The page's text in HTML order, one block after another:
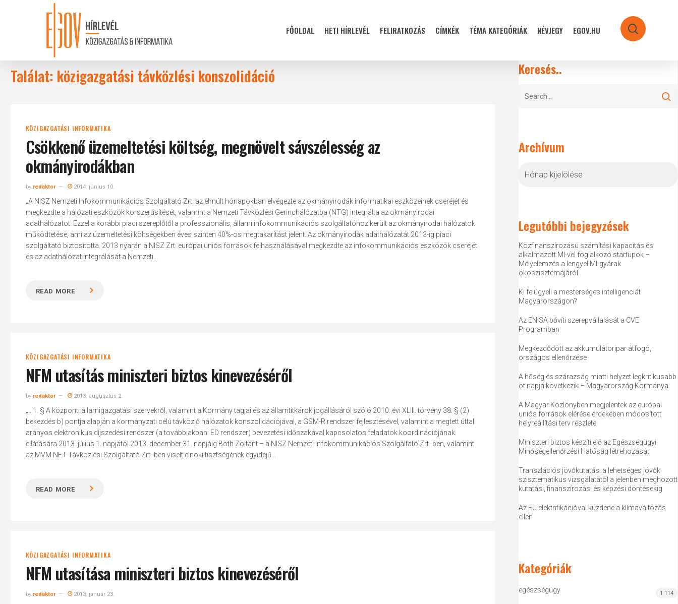
Hit enter to search or ESC to close
FŐOLDAL HETI HÍRLEVÉL FELIRATKOZÁS CÍMKÉK TÉMA KATEGÓRIÁK NÉVJEGY EGOV.HU search
Találat: közigazgatási távközlési konszolidáció
KÖZIGAZGATÁSI INFORMATIKA
Csökkenő üzemeltetési költség, megnövelt sávszélesség az
okmányirodákban
by redaktor 2014. június 10.
„A NISZ Nemzeti Infokommunikációs Szolgáltató Zrt. az elmúlt hónapokban elvégezte az okmányirodák informatikai eszközeinek cseréjét és
megkezdte a hálózati eszközök korszerűsítését, valamint a Nemzeti Távközlési Gerinchálózatba (NTG) integrálta az okmányirodai
adathálózatot. Ezzel a korábbi piaci szereplőtől a professzionális, állami infokommunikációs szolgáltatóhoz került az okmányirodai hálózatok
működtetése, ami az üzemeltetési költségekben éves szinten 40%-os megtakarítást jelent. Az okmányirodák adathálózatát 2013-ig piaci
szolgáltató biztosította. 2013 nyarán a NISZ Zrt. európai uniós források felhasználásával megkezdte az infokommunikációs eszközök cseréjét
és az adathálózat integrálását a Nemzeti...
READ MORE
KÖZIGAZGATÁSI INFORMATIKA
NFM utasítás miniszteri biztos kinevezéséről
by redaktor 2013. augusztus 2.
„...1. § A központi államigazgatási szervekről, valamint a Kormány tagjai és az államtitkárok jogállásáról szóló 2010. évi XLIII. törvény 38. § (2)
bekezdés b) pontja alapján a kormányzati célú távközlő hálózatok konszolidációjával, a GSM-R rendszer fejlesztésével, valamint a megtett úttal
arányos elektronikus díjszedési rendszer (a továbbiakban: ED rendszer) bevezetési időszakával kapcsolatos feladatok koordinációjának
ellátására 2013. július 1. napjától 2013. december 31. napjáig Both Zoltánt – a NISZ Nemzeti Infokommunikációs Szolgáltató Zrt.-ben, valamint
az MVM NET Távközlési Szolgáltató Zrt.-ben viselt elnöki tisztségének egyidejű...
READ MORE
KÖZIGAZGATÁSI INFORMATIKA
NFM utasítása miniszteri biztos kinevezéséről
by redaktor 2013. január 23.
Keresés..
Archívum
Legutóbbi bejegyzések
Közfinanszírozású számítási kapacitás és
alkalmazott MI-vel foglalkozó startupok –
Mélyelemzés a lengyel MI-gyárak
ökoszisztémájáról
Ki felügyeli a mesterséges intelligenciát
Magyarországon?
Az ENISA bővíti szerepvállalását a CVE
Programban
Megkezdődött az akkumulátoripar átfogó,
országos ellenőrzése
A hőség és szárazság miatti helyzet legkritikusabb
öt napja következik – Magyarország Kormánya
A Magyar Közlönyben megjelentek az európai
uniós források elérése érdekében módosított
helyreállítási terv részletei
Miniszteri biztos készíti elő az Egészségügyi
Minőségellenőrzési Hatóság létrehozását
Transzlációs jövőkutatás: a lehetséges jövők
szisztematikus vizsgálatától a jelenben meghozott
kutatási, finanszírozási és képzési döntésekig
Az EU elektrifikációval küzdene a klímaváltozás
ellen
Kategóriák
egészségügy 1 114